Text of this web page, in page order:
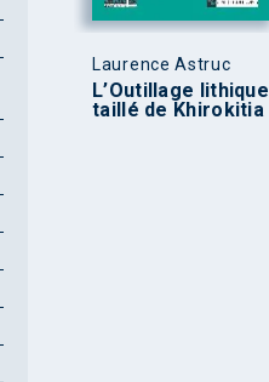
Laurence Astruc
L’Outillage lithique
taillé de Khirokitia